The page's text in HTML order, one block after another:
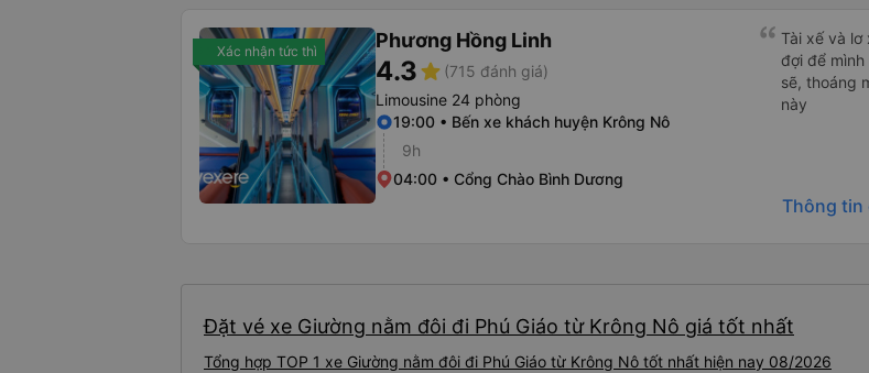
Xác nhận tức thì Phương Hồng Linh
4.3star (715 đánh giá)
Limousine 24 phòng
19:00 • Bến xe khách huyện Krông Nô
9h
04:00 • Cổng Chào Bình Dương
Tài xế và
đợi để
sẽ, thoáng
này
Thông tin
Đặt vé xe Giường nằm đôi đi Phú Giáo từ Krông Nô giá tốt nhất
Tổng hợp TOP 1 xe Giường nằm đôi đi Phú Giáo từ Krông Nô tốt nhất hiện nay 08/2026